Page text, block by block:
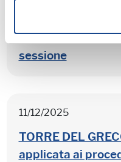
ACERRA - Corso
sessione
11/12/2025
TORRE DEL
applicata ai